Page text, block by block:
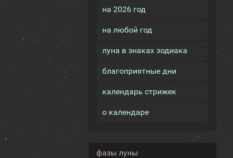
на 2026 год
на любой год
луна в знаках зодиака
благоприятные дни
календарь стрижек
о календаре
фазы луны